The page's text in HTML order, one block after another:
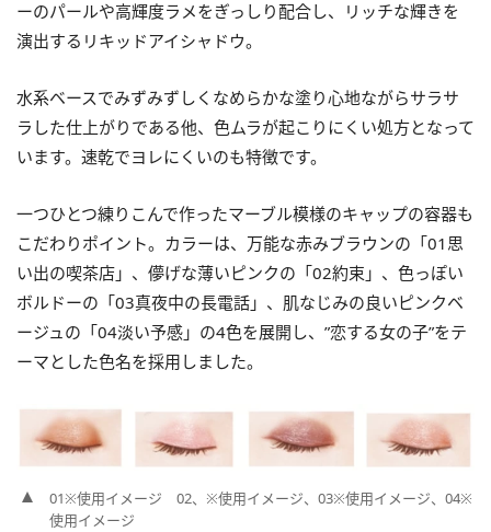
ーのパールや高輝度ラメをぎっしり配合し、リッチな輝きを
演出するリキッドアイシャドウ。
水系ベースでみずみずしくなめらかな塗り心地ながらサラサ
ラした仕上がりである他、色ムラが起こりにくい処方となって
います。速乾でヨレにくいのも特徴です。
一つひとつ練りこんで作ったマーブル模様のキャップの容器も
こだわりポイント。カラーは、万能な赤みブラウンの「01思
い出の喫茶店」、儚げな薄いピンクの「02約束」、色っぽい
ボルドーの「03真夜中の長電話」、肌なじみの良いピンクベ
ージュの「04淡い予感」の4色を展開し、”恋する女の子”をテ
ーマとした色名を採用しました。
01※使用イメージ 02、※使用イメージ、03※使用イメージ、04※
使用イメージ